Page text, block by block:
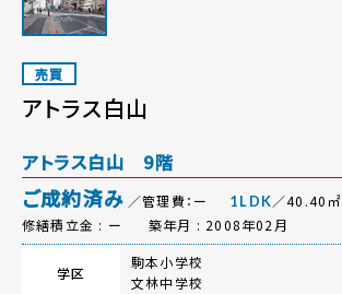
売買
アトラス白山
アトラス白山 9階
ご成約済み ／管理費：ー 1LDK／40.40㎡
修繕積立金 : ー
築年月 : 2008年02月
学区
駒本小学校
文林中学校